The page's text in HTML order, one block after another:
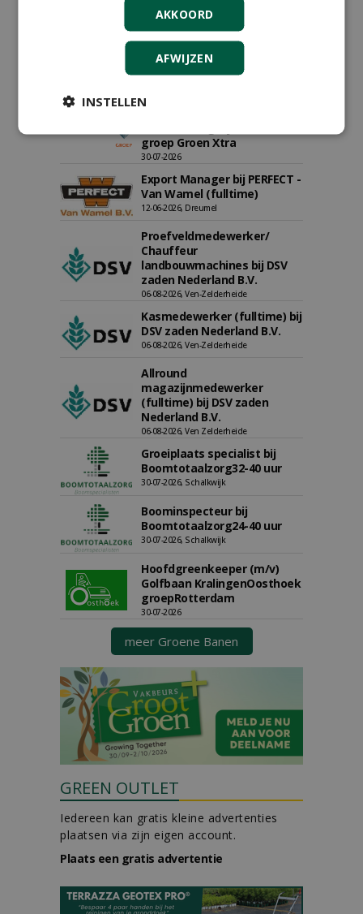
groep Groen Xtra
30-07-2026
Export Manager bij PERFECT -
Van Wamel (fulltime)
12-06-2026, Dreumel
Proefveldmedewerker/
Chauffeur
landbouwmachines bij DSV
zaden Nederland B.V.
06-08-2026, Ven-Zelderheide
Kasmedewerker (fulltime) bij
DSV zaden Nederland B.V.
06-08-2026, Ven-Zelderheide
Allround
magazijnmedewerker
(fulltime) bij DSV zaden
Nederland B.V.
06-08-2026, Ven Zelderheide
Groeiplaats specialist bij
Boomtotaalzorg32-40 uur
30-07-2026, Schalkwijk
Boominspecteur bij
Boomtotaalzorg24-40 uur
30-07-2026, Schalkwijk
Hoofdgreenkeeper (m/v)
Golfbaan KralingenOosthoek
groepRotterdam
30-07-2026
meer Groene Banen
GREEN OUTLET
Iedereen kan gratis kleine advertenties
plaatsen via zijn eigen account.
Plaats een gratis advertentie
AKKOORD
AFWIJZEN
INSTELLEN